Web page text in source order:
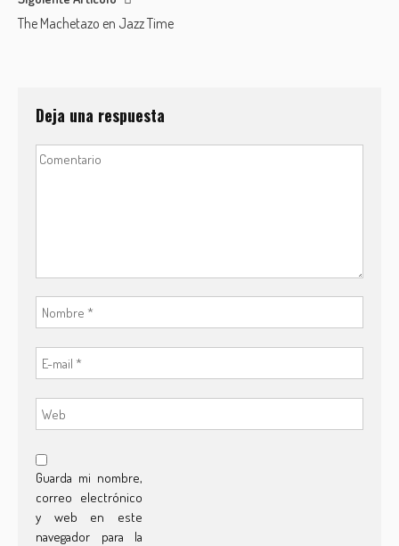
The Machetazo en Jazz Time
Deja una respuesta
Guarda mi nombre,
correo electrónico
y web en este
navegador para la